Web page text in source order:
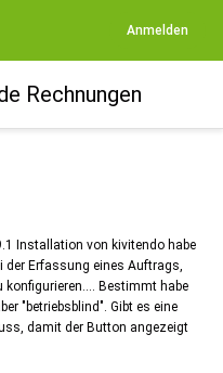
Anmelden
Rechnungen
Installation von kivitendo habe
der Erfassung eines Auftrags,
konfigurieren.... Bestimmt habe
"betriebsblind". Gibt es eine
damit der Button angezeigt